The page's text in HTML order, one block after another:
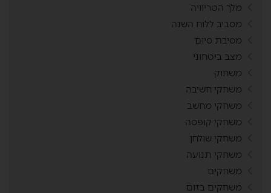
מלך הטריוויה
מסביב ללוח השנה
מסיבת סיום
מצב ביטחוני
משחוק
משחקי חשיבה
משחקי מחשב
משחקי קופסה
משחקי שולחן
משחקי תנועה
משחקים
משחקים בזום